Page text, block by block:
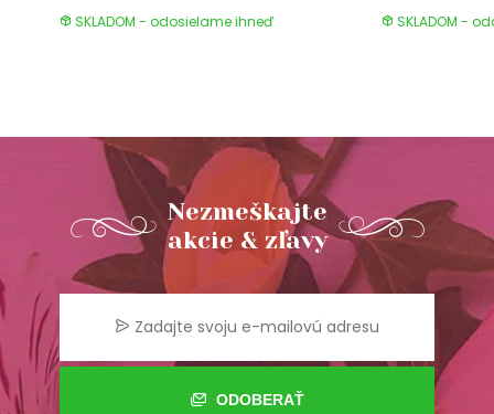
SKLADOM - odosielame ihneď SKLADOM -
Nezmeškajte
akcie & zľavy
ODOBERAŤ